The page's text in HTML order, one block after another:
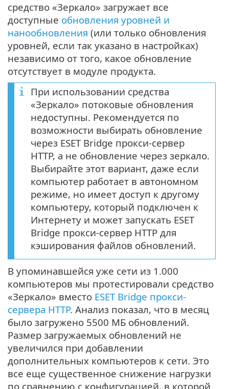
средство «Зеркало» загружает все
доступные обновления уровней и
нанообновления (или только обновления
уровней, если так указано в настройках)
независимо от того, какое обновление
отсутствует в модуле продукта.
При использовании средства
«Зеркало» потоковые обновления
недоступны. Рекомендуется по
возможности выбирать обновление
через ESET Bridge прокси-сервер
HTTP, а не обновление через зеркало.
Выбирайте этот вариант, даже если
компьютер работает в автономном
режиме, но имеет доступ к другому
компьютеру, который подключен к
Интернету и может запускать ESET
Bridge прокси-сервер HTTP для
кэширования файлов обновлений.
В упоминавшейся уже сети из 1.000
компьютеров мы протестировали средство
«Зеркало» вместо ESET Bridge прокси-
сервера HTTP. Анализ показал, что в месяц
было загружено 5500 МБ обновлений.
Размер загружаемых обновлений не
увеличился при добавлении
дополнительных компьютеров к сети. Это
все еще существенное снижение нагрузки
по сравнению с конфигурацией, в которой